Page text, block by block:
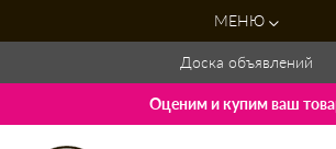
МЕНЮ
Доска объявлений
Оценим и купим ваш